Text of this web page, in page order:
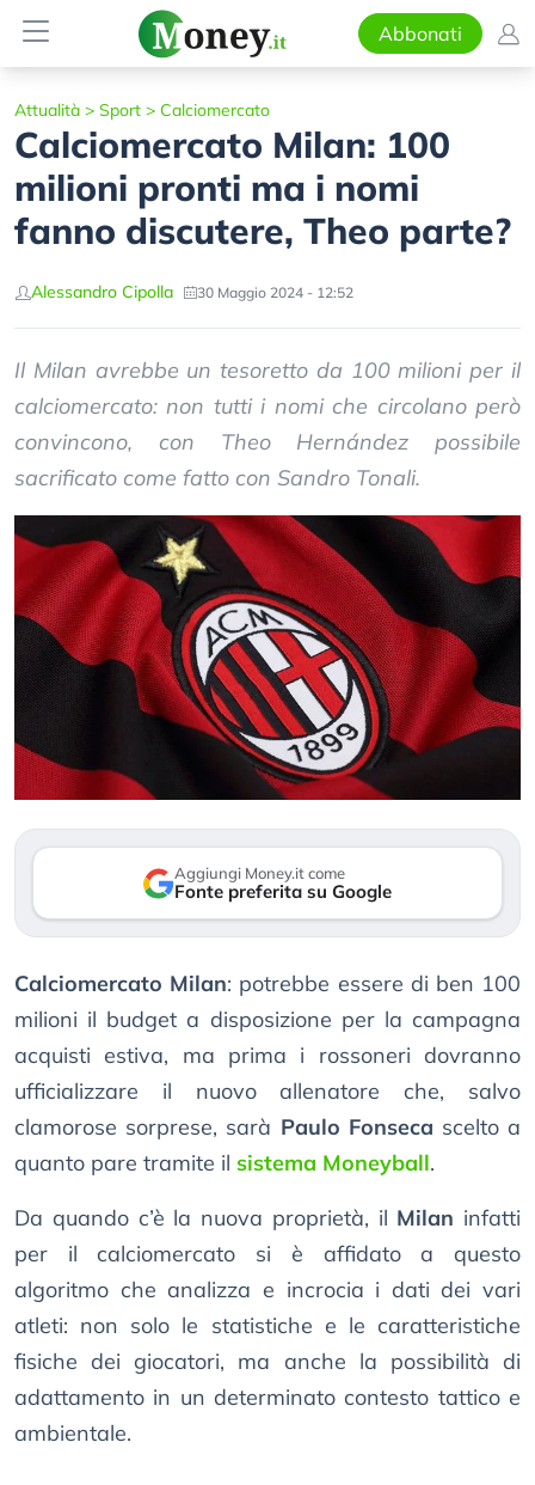
Abbonati
Attualità > Sport > Calciomercato
Calciomercato Milan: 100
milioni pronti ma i nomi
fanno discutere, Theo parte?
Alessandro Cipolla 30 Maggio 2024 - 12:52
Il Milan avrebbe un tesoretto da 100 milioni per il
calciomercato: non tutti i nomi che circolano però
convincono, con Theo Hernández possibile
sacrificato come fatto con Sandro Tonali.
Aggiungi Money.it come
Fonte preferita su Google
Calciomercato Milan: potrebbe essere di ben 100
milioni il budget a disposizione per la campagna
acquisti estiva, ma prima i rossoneri dovranno
ufficializzare il nuovo allenatore che, salvo
clamorose sorprese, sarà Paulo Fonseca scelto a
quanto pare tramite il sistema Moneyball.
Da quando c’è la nuova proprietà, il Milan infatti
per il calciomercato si è affidato a questo
algoritmo che analizza e incrocia i dati dei vari
atleti: non solo le statistiche e le caratteristiche
fisiche dei giocatori, ma anche la possibilità di
adattamento in un determinato contesto tattico e
ambientale.